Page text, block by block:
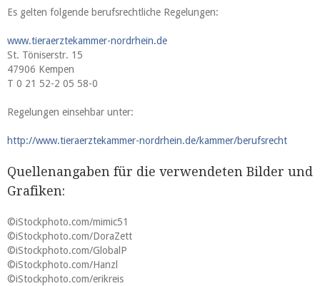
Es gelten folgende berufsrechtliche Regelungen:
www.tieraerztekammer-nordrhein.de
St. Töniserstr. 15
47906 Kempen
T 0 21 52-2 05 58-0
Regelungen einsehbar unter:
http://www.tieraerztekammer-nordrhein.de/kammer/berufsrecht
Quellenangaben für die verwendeten Bilder und
Grafiken:
©iStockphoto.com/mimic51
©iStockphoto.com/DoraZett
©iStockphoto.com/GlobalP
©iStockphoto.com/Hanzl
©iStockphoto.com/erikreis